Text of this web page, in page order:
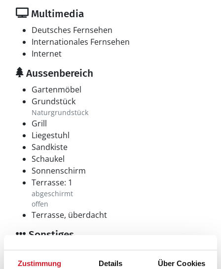
Zustimmung Details Über Cookies
Multimedia
Deutsches Fernsehen
Internationales Fernsehen
Internet
Aussenbereich
Gartenmöbel
Grundstück
Naturgrundstück
Grill
Liegestuhl
Sandkiste
Schaukel
Sonnenschirm
Terrasse: 1
abgeschirmt
offen
Terrasse, überdacht
Sonstiges
Besonderheiten
Abstellraum